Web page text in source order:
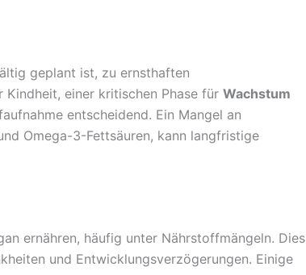
geplant ist, zu ernsthaften
Kindheit, einer kritischen Phase für Wachstum
entscheidend. Ein Mangel an
Omega-3-Fettsäuren, kann langfristige
ernähren, häufig unter Nährstoffmängeln. Dies
und Entwicklungsverzögerungen. Einige